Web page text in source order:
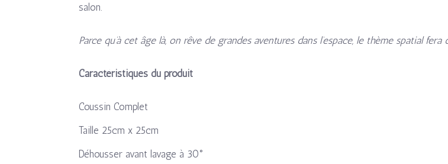
salon.
Parce qu’à cet âge là, on rêve de grandes aventures dans l’espace, le thème spatial
Caractéristiques du produit
Coussin Complet
Taille 25cm x 25cm
Déhousser avant lavage à 30°